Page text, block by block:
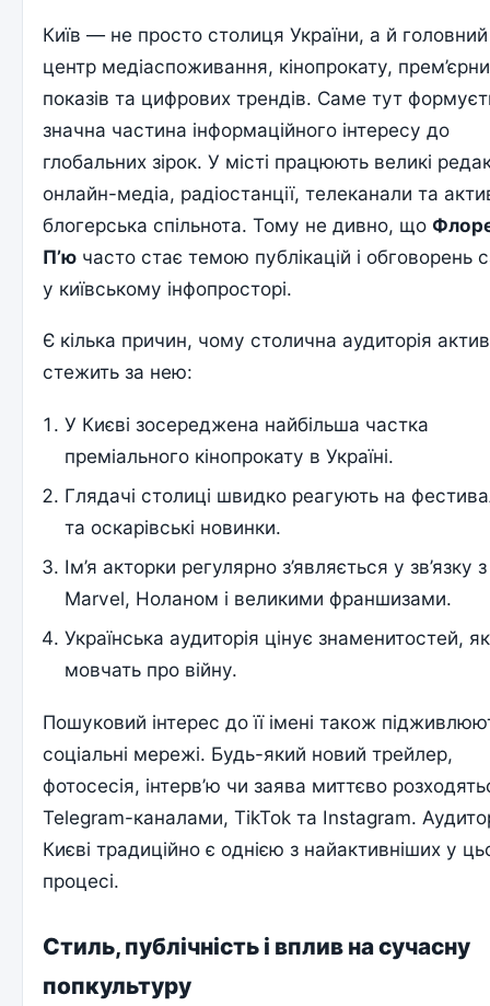
Київ — не просто столиця України, а й головний
центр медіаспоживання, кінопрокату,
показів та цифрових трендів. Саме тут
значна частина інформаційного інтересу до
глобальних зірок. У місті працюють великі
онлайн-медіа, радіостанції, телеканали та
блогерська спільнота. Тому не дивно, що
П’ю часто стає темою публікацій і обговорень
у київському інфопросторі.
Є кілька причин, чому столична аудиторія
стежить за нею:
У Києві зосереджена найбільша частка
преміального кінопрокату в Україні.
Глядачі столиці швидко реагують на
та оскарівські новинки.
Ім’я акторки регулярно з’являється у зв’язку з
Marvel, Ноланом і великими франшизами.
Українська аудиторія цінує знаменитостей,
мовчать про війну.
Пошуковий інтерес до її імені також
соціальні мережі. Будь-який новий трейлер,
фотосесія, інтерв’ю чи заява миттєво
Telegram-каналами, TikTok та Instagram.
Києві традиційно є однією з найактивніших у
процесі.
Стиль, публічність і вплив на сучасну
попкультуру